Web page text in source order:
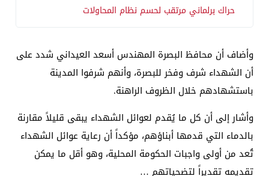
حراك برلماني مرتقب لحسم نظام المحاولات
وأضاف أن محافظ البصرة المهندس أسعد العيداني شدد على
أن الشهداء شرف وفخر للبصرة، وأنهم شرفوا المدينة
باستشهادهم خلال الظروف الراهنة.
وأشار إلى أن كل ما يُقدم لعوائل الشهداء يبقى قليلاً مقارنة
بالدماء التي قدمها أبناؤهم، مؤكداً أن رعاية عوائل الشهداء
تُعد من أولى واجبات الحكومة المحلية، وهو أقل ما يمكن
تقديمه تقديراً لتضحياتهم …